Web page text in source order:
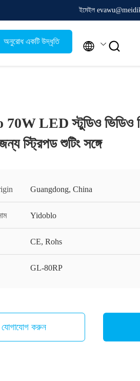
ইমেইল
অনুরোধ একটি উদ্ধৃতি  
LED স্টুডিও ভিডিও
স্ট্রিপড শুটিং সঙ্গে
Guangdong, China
Yidoblo
CE, Rohs
GL-80RP
যোগাযোগ করুন